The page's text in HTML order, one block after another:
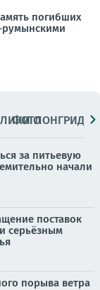
погибших
румынскими
ФОТОЛОНГРИДЫ
за питьевую
начали
поставок
серьёзным
порыва ветра